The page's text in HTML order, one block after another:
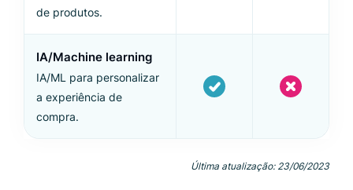
de produtos.
IA/Machine learning
IA/ML para personalizar
a experiência de
compra.
Última atualização: 23/06/2023